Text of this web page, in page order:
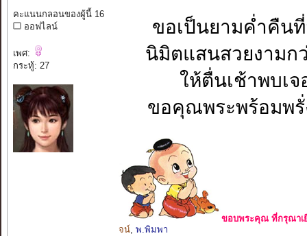
คะแนนกลอนของผู้นี้ 16
ออฟไลน์
เพศ:
กระทู้: 27
ขอเป็นยามค่ำคืน
นิมิตแสนสวยงามก
ให้ตื่นเช้าพบเจ
ขอคุณพระพร้อมพรั่
ขอบพระคุณ ที่กรุณาเ
จน์, พ.พิมพา